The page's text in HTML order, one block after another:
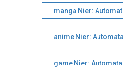
manga Nier:
anime Nier: Automata
game Nier: Automata